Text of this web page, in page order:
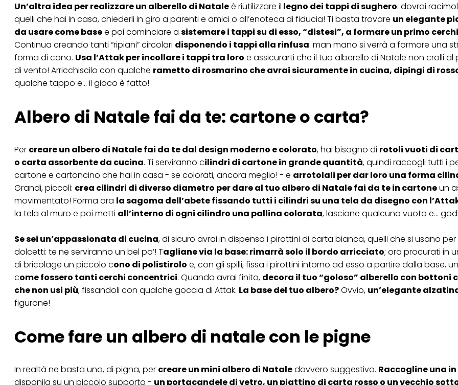
Un’altra idea per realizzare un alberello di Nataleè riutilizzare il legno dei tappi di sughero: dovrai
quelli che hai in casa, chiederli in giro a parenti e amici o all’enoteca di fiducia! Ti basta trovare un elegante
da usare come basee poi cominciare a sistemare i tappi su di esso, “distesi”, a formare un primo
Continua creando tanti “ripiani” circolari disponendo i tappi alla rinfusa: man mano si verrà a formare una
forma di cono. Usa l’Attak per incollare i tappi tra loro e assicurarti che il tuo alberello di Natale non crolli al
di vento! Arricchiscilo con qualche rametto di rosmarino che avrai sicuramente in cucina, dipingi di
qualche tappo e… il gioco è fatto!
Albero di Natale fai da te: cartone o carta?
Per creare un albero di Natale fai da te dal design moderno e colorato, hai bisogno di rotoli vuoti di
o carta assorbente da cucina. Ti serviranno cilindri di cartone in grande quantità, quindi raccogli tutti i
cartone e cartoncino che hai in casa - se colorati, ancora meglio! - e arrotolali per dar loro una forma
Grandi, piccoli: crea cilindri di diverso diametro per dare al tuo albero di Natale fai da te in cartoneun
movimentato! Forma ora la sagoma dell’abete fissando tutti i cilindri su una tela da disegno con
la tela al muro e poi metti all’interno di ogni cilindro una pallina colorata, lasciane qualcuno vuoto e…
Se sei un’appassionata di cucina, di sicuro avrai in dispensa i pirottini di carta bianca, quelli che si usano
dolcetti: te ne serviranno un bel po’! Tagliane via la base: rimarrà solo il bordo arricciato; ora procurati in
di bricolage un piccolo cono di polistirolo e, con gli spilli, fissa i pirottini intorno ad esso a partire dalla base,
come fossero tanti cerchi concentrici. Quando avrai finito, decora il tuo “goloso” alberello con bottoni
che non usi più, fissandoli con qualche goccia di Attak. La base del tuo albero?Ovvio, un’elegante
figurone!
Come fare un albero di natale con le pigne
In realtà ne basta una, di pigna, per creare un mini albero di Nataledavvero suggestivo. Raccogline una
disponila su un piccolo supporto - un portacandele di vetro, un piattino di carta rosso o un vecchio